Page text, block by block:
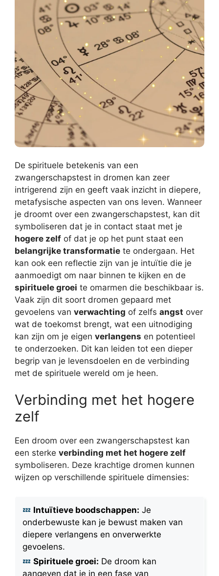
De spirituele betekenis van een
zwangerschapstest in dromen kan zeer
intrigerend zijn en geeft vaak inzicht in diepere,
metafysische aspecten van ons leven. Wanneer
je droomt over een zwangerschapstest, kan dit
symboliseren dat je in contact staat met je
hogere zelf of dat je op het punt staat een
belangrijke transformatie te ondergaan. Het
kan ook een reflectie zijn van je intuïtie die je
aanmoedigt om naar binnen te kijken en de
spirituele groei te omarmen die beschikbaar is.
Vaak zijn dit soort dromen gepaard met
gevoelens van verwachting of zelfs angst over
wat de toekomst brengt, wat een uitnodiging
kan zijn om je eigen verlangens en potentieel
te onderzoeken. Dit kan leiden tot een dieper
begrip van je levensdoelen en de verbinding
met de spirituele wereld om je heen.
Verbinding met het hogere
zelf
Een droom over een zwangerschapstest kan
een sterke verbinding met het hogere zelf
symboliseren. Deze krachtige dromen kunnen
wijzen op verschillende spirituele dimensies:
Intuïtieve boodschappen: Je
onderbewuste kan je bewust maken van
diepere verlangens en onverwerkte
gevoelens.
Spirituele groei: De droom kan
aangeven dat je in een fase van